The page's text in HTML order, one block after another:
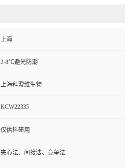
上海
2-8℃避光防潮
上海科澄维生物
KCW22335
仅供科研用
夹心法、间接法、竞争法